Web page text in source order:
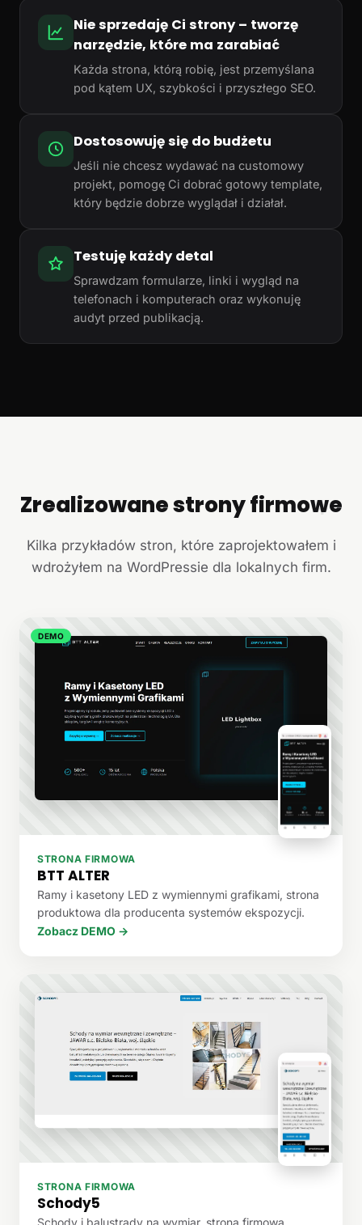
Nie sprzedaję Ci strony – tworzę
narzędzie, które ma zarabiać
Każda strona, którą robię, jest przemyślana
pod kątem UX, szybkości i przyszłego SEO.
Dostosowuję się do budżetu
Jeśli nie chcesz wydawać na customowy
projekt, pomogę Ci dobrać gotowy template,
który będzie dobrze wyglądał i działał.
Testuję każdy detal
Sprawdzam formularze, linki i wygląd na
telefonach i komputerach oraz wykonuję
audyt przed publikacją.
+
Zrealizowane strony firmowe
Kilka przykładów stron, które zaprojektowałem i
wdrożyłem na WordPressie dla lokalnych firm.
DEMO
STRONA FIRMOWA
BTT ALTER
Ramy i kasetony LED z wymiennymi grafikami, strona
produktowa dla producenta systemów ekspozycji.
Zobacz DEMO →
STRONA FIRMOWA
Schody5